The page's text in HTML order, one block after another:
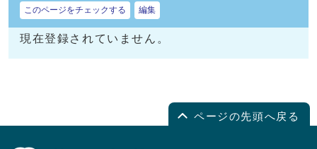
このページをチェックする 編集
現在登録されていません。
ページの先頭へ戻る